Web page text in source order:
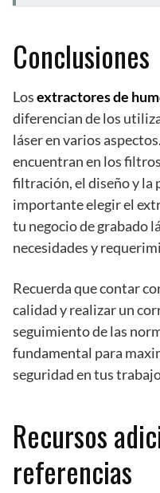
Conclusiones
Losextractores de
diferencian de los
láser en varios
encuentran en los
filtración, el diseño y la
importante elegir el
tu negocio de grabado
necesidades y
Recuerda que contar
calidad y realizar un
seguimiento de las
fundamental para
seguridad en tus
Recursos
referencias